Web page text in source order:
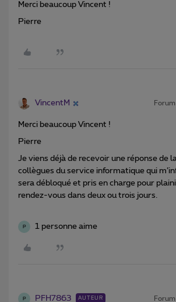
Merci beaucoup Vincent !
Pierre
VincentM
Merci beaucoup Vincent !
Pierre
Je viens déjà de recevoir une réponse de
collègues du service informatique qui
sera débloqué et pris en charge pour
rendez-vous dans deux ou trois jours.
P 1 personne aime
P PFH7863 AUTEUR